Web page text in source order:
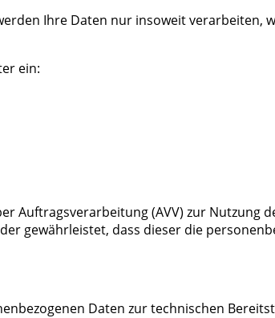
Ihre Daten nur insoweit verarbeiten,
ein:
Auftragsverarbeitung (AVV) zur Nutzung
gewährleistet, dass dieser die
Daten zur technischen